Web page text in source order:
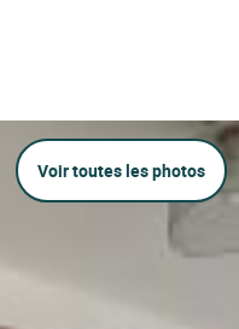
Voir toutes les photos